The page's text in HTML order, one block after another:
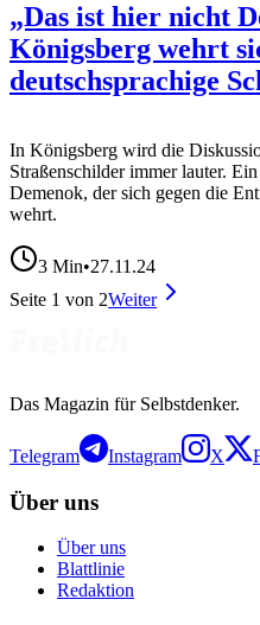
„Das ist hier nicht
Königsberg wehrt
deutschsprachige
In Königsberg wird die
Straßenschilder immer lauter.
Demenok, der sich gegen die
wehrt.
3 Min•27.11.24
Seite 1 von 2Weiter
Das Magazin für Selbstdenker.
Telegram Instagram X
Über uns
Über uns
Blattlinie
Redaktion